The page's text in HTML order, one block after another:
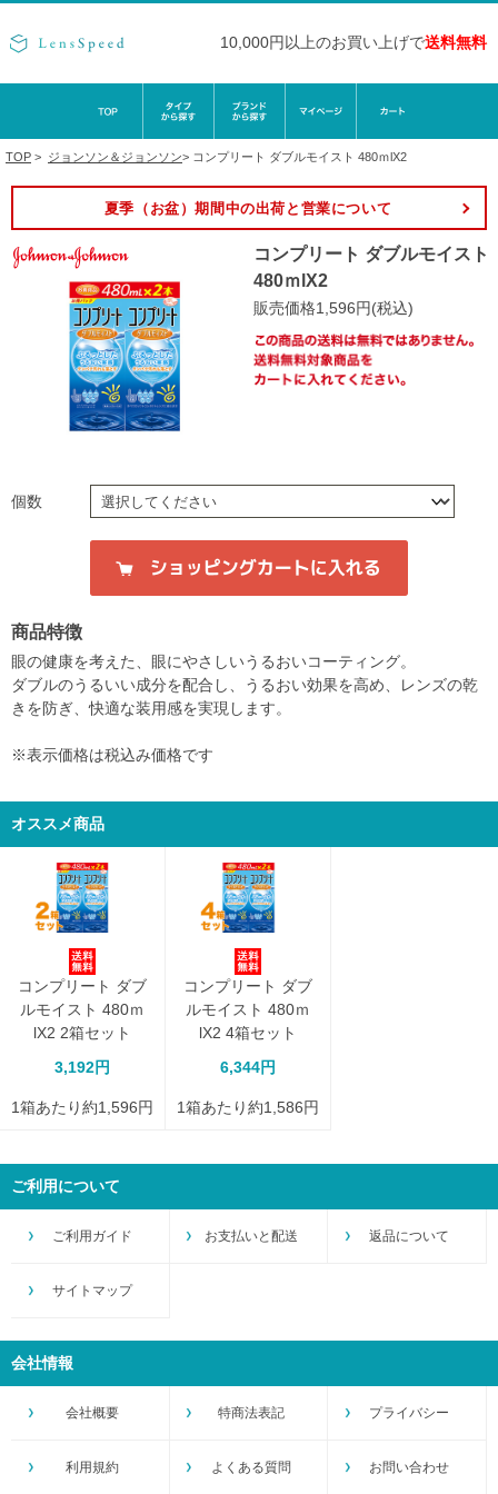
10,000円以上のお買い上げで送料無料
TOP > ジョンソン＆ジョンソン> コンプリート ダブルモイスト 480ｍlX2
夏季（お盆）期間中の出荷と営業について
コンプリート ダブルモイスト
480ｍlX2
販売価格1,596円(税込)
個数
商品特徴
眼の健康を考えた、眼にやさしいうるおいコーティング。
ダブルのうるいい成分を配合し、うるおい効果を高め、レンズの乾
きを防ぎ、快適な装用感を実現します。
※表示価格は税込み価格です
オススメ商品
コンプリート ダブ
ルモイスト 480ｍ
lX2 2箱セット
3,192円
1箱あたり約1,596円
コンプリート ダブ
ルモイスト 480ｍ
lX2 4箱セット
6,344円
1箱あたり約1,586円
ご利用について
ご利用ガイド お支払いと配送 返品について
サイトマップ
会社情報
会社概要 特商法表記 プライバシー
利用規約 よくある質問 お問い合わせ